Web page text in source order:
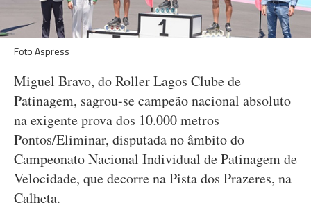
Foto Aspress
Miguel Bravo, do Roller Lagos Clube de
Patinagem, sagrou-se campeão nacional absoluto
na exigente prova dos 10.000 metros
Pontos/Eliminar, disputada no âmbito do
Campeonato Nacional Individual de Patinagem de
Velocidade, que decorre na Pista dos Prazeres, na
Calheta.